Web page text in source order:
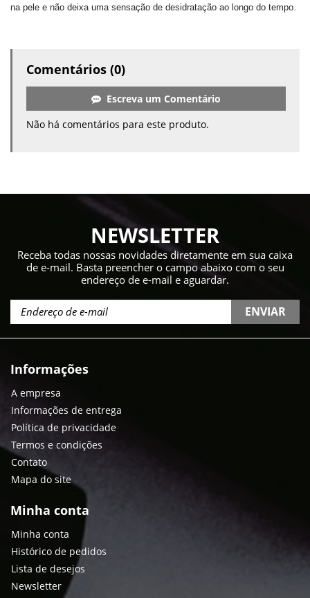
na pele e não deixa uma sensação de desidratação ao longo do tempo.
Comentários (0)
Escreva um Comentário
Não há comentários para este produto.
NEWSLETTER
Receba todas nossas novidades diretamente em sua caixa
de e-mail. Basta preencher o campo abaixo com o seu
endereço de e-mail e aguardar.
ENVIAR
Informações
A empresa
Informações de entrega
Política de privacidade
Termos e condições
Contato
Mapa do site
Minha conta
Minha conta
Histórico de pedidos
Lista de desejos
Newsletter